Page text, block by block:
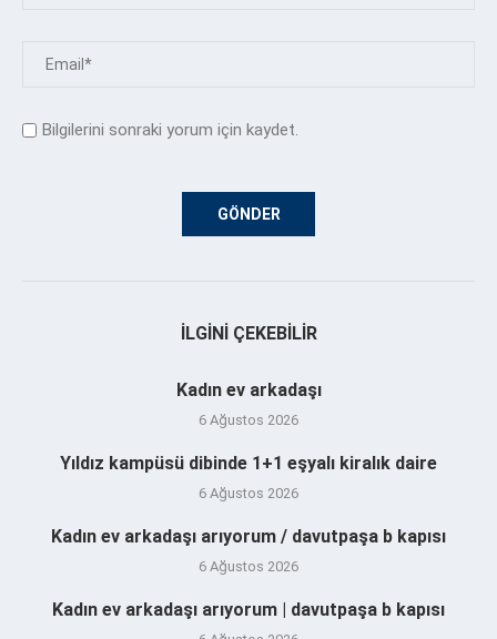
Bilgilerini sonraki yorum için kaydet.
İLGINI ÇEKEBILIR
Kadın ev arkadaşı
6 Ağustos 2026
Yıldız kampüsü dibinde 1+1 eşyalı kiralık daire
6 Ağustos 2026
Kadın ev arkadaşı arıyorum / davutpaşa b kapısı
6 Ağustos 2026
Kadın ev arkadaşı arıyorum | davutpaşa b kapısı